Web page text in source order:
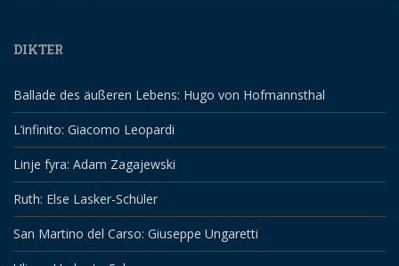
DIKTER
Ballade des äußeren Lebens: Hugo von Hofmannsthal
L’infinito: Giacomo Leopardi
Linje fyra: Adam Zagajewski
Ruth: Else Lasker-Schüler
San Martino del Carso: Giuseppe Ungaretti